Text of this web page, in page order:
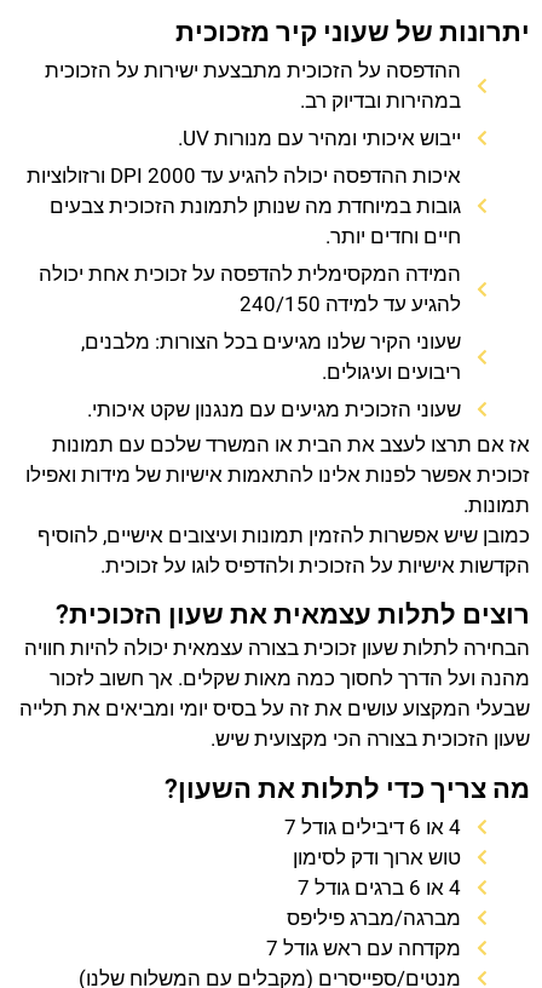
יתרונות של שעוני קיר מזכוכית
ההדפסה על הזכוכית מתבצעת ישירות על הזכוכית
במהירות ובדיוק רב.
ייבוש איכותי ומהיר עם מנורות UV.
איכות ההדפסה יכולה להגיע עד 2000 DPI ורזולוציות
גובות במיוחדת מה שנותן לתמונת הזכוכית צבעים
חיים וחדים יותר.
המידה המקסימלית להדפסה על זכוכית אחת יכולה
להגיע עד למידה 240/150
שעוני הקיר שלנו מגיעים בכל הצורות: מלבנים,
ריבועים ועיגולים.
שעוני הזכוכית מגיעים עם מנגנון שקט איכותי.
אז אם תרצו לעצב את הבית או המשרד שלכם עם תמונות
זכוכית אפשר לפנות אלינו להתאמות אישיות של מידות ואפילו
תמונות.
כמובן שיש אפשרות להזמין תמונות ועיצובים אישיים, להוסיף
הקדשות אישיות על הזכוכית ולהדפיס לוגו על זכוכית.
רוצים לתלות עצמאית את שעון הזכוכית?
הבחירה לתלות שעון זכוכית בצורה עצמאית יכולה להיות חוויה
מהנה ועל הדרך לחסוך כמה מאות שקלים. אך חשוב לזכור
שבעלי המקצוע עושים את זה על בסיס יומי ומביאים את תלייה
שעון הזכוכית בצורה הכי מקצועית שיש.
מה צריך כדי לתלות את השעון?
4 או 6 דיבילים גודל 7
טוש ארוך ודק לסימון
4 או 6 ברגים גודל 7
מברגה/מברג פיליפס
מקדחה עם ראש גודל 7
מנטים/ספייסרים (מקבלים עם המשלוח שלנו)